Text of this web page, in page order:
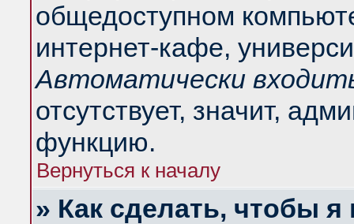
общедоступном
интернет-кафе,
Автоматически
отсутствует, значит,
функцию.
Вернуться к началу
» Как сделать, чтобы